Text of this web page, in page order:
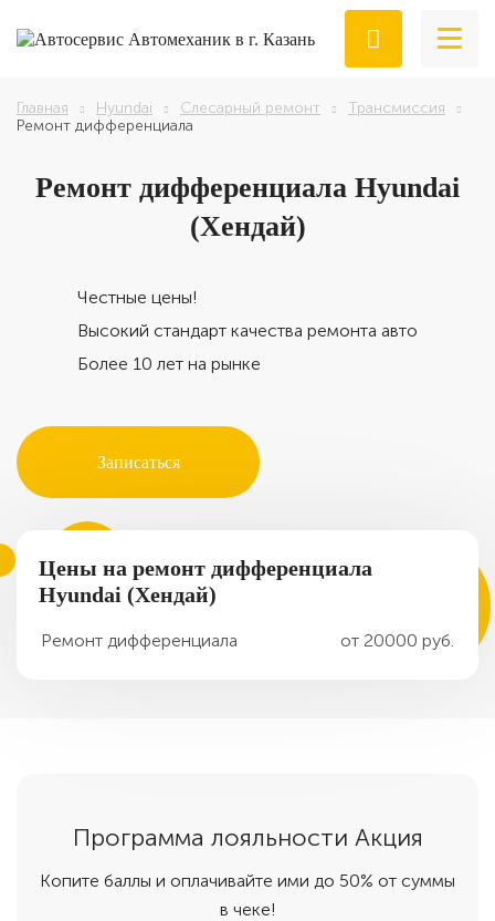
Главная Hyundai Слесарный ремонт
Трансмиссия
Ремонт дифференциала
Ремонт дифференциала Hyundai
(Хендай)
Честные цены!
Высокий стандарт качества ремонта авто
Более 10 лет на рынке
Записаться
Цены на ремонт дифференциала
Hyundai (Хендай)
Ремонт дифференциала от 20000 руб.
Программа лояльности Акция
Копите баллы и оплачивайте ими до 50% от суммы
в чеке!